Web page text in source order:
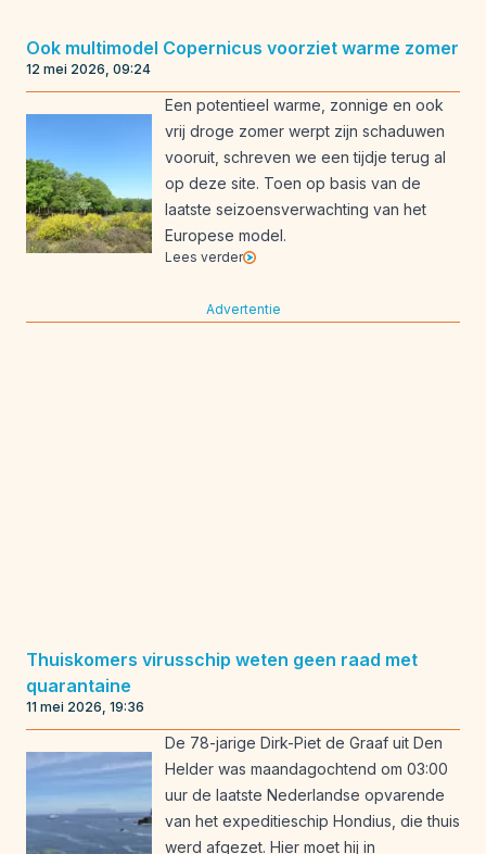
Ook multimodel Copernicus voorziet warme zomer
12 mei 2026, 09:24
Een potentieel warme, zonnige en ook
vrij droge zomer werpt zijn schaduwen
vooruit, schreven we een tijdje terug al
op deze site. Toen op basis van de
laatste seizoensverwachting van het
Europese model.
Lees verder
Advertentie
Thuiskomers virusschip weten geen raad met
quarantaine
11 mei 2026, 19:36
De 78-jarige Dirk-Piet de Graaf uit Den
Helder was maandagochtend om 03:00
uur de laatste Nederlandse opvarende
van het expeditieschip Hondius, die thuis
werd afgezet. Hier moet hij in